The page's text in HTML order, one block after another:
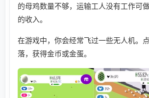
的母鸡数量不够，运输工人没有工作可
的收入。
在游戏中，你会经常飞过一些无人机。
落，获得金币或金蛋。